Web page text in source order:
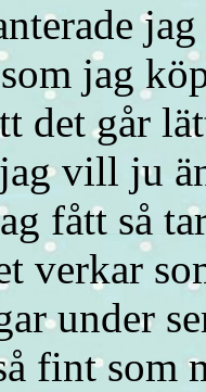
jag
det går
jag vill ju
fått så
verkar
under
fint som